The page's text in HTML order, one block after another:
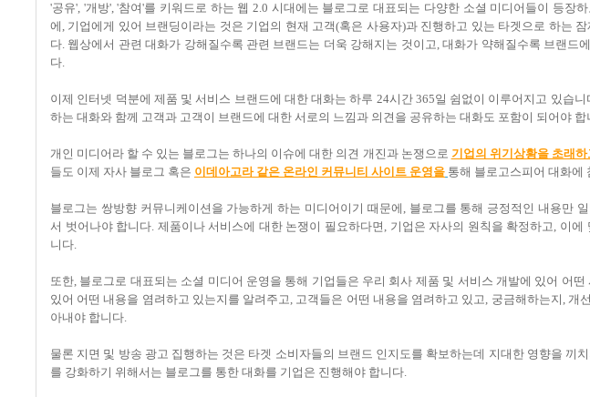
'공유', '개방', '참여'를 키워드로 하는 웹 2.0 시대에는 블로그로 대표되는 다양한 소셜 미디어들이 등장
에, 기업에게 있어 브랜딩이라는 것은 기업의 현재 고객(혹은 사용자)과 진행하고 있는 타겟으로 하는
다. 웹상에서 관련 대화가 강해질수록 관련 브랜드는 더욱 강해지는 것이고, 대화가 약해질수록 브랜드
다.
이제 인터넷 덕분에 제품 및 서비스 브랜드에 대한 대화는 하루 24시간 365일 쉼없이 이루어지고 있습
하는 대화와 함께 고객과 고객이 브랜드에 대한 서로의 느낌과 의견을 공유하는 대화도 포함이 되어야 합
개인 미디어라 할 수 있는 블로그는 하나의 이슈에 대한 의견 개진과 논쟁으로 기업의 위기상황을 초래
들도 이제 자사 블로그 혹은 이데아고라 같은 온라인 커뮤니티 사이트 운영을 통해 블로고스피어 대화에
블로그는 쌍방향 커뮤니케이션을 가능하게 하는 미디어이기 때문에, 블로그를 통해 긍정적인 내용만
서 벗어나야 합니다. 제품이나 서비스에 대한 논쟁이 필요하다면, 기업은 자사의 원칙을 확정하고, 이
니다.
또한, 블로그로 대표되는 소셜 미디어 운영을 통해 기업들은 우리 회사 제품 및 서비스 개발에 있어 어
있어 어떤 내용을 염려하고 있는지를 알려주고, 고객들은 어떤 내용을 염려하고 있고, 궁금해하는지, 개
아내야 합니다.
물론 지면 및 방송 광고 집행하는 것은 타겟 소비자들의 브랜드 인지도를 확보하는데 지대한 영향을 끼
를 강화하기 위해서는 블로그를 통한 대화를 기업은 진행해야 합니다.